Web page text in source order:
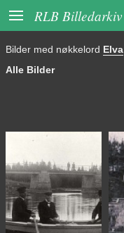
 RLB Billedarkiv
Bilder med nøkkelord Elva
Alle Bilder